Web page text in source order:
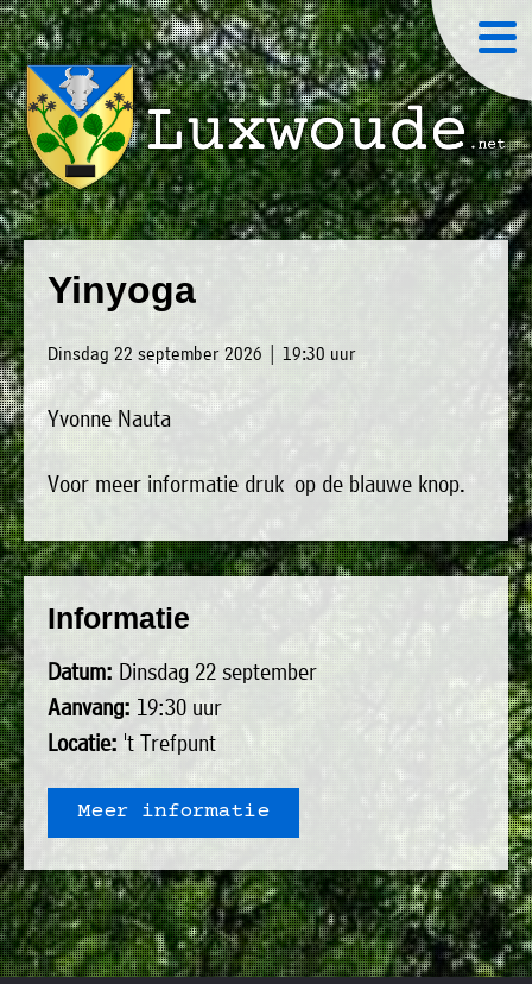
Yinyoga
Dinsdag 22 september 2026 | 19:30 uur
Yvonne Nauta
Voor meer informatie druk op de blauwe knop.
Informatie
Datum: Dinsdag 22 september
Aanvang: 19:30 uur
Locatie: 't Trefpunt
Meer informatie
»
Home
»
Nieuws
Agenda
Verenigingen
Bedrijven
Plaatselijk
belang
Informatie
»
't
Trefpunt
Luxwoude.net
website@luxwoude.net
Plaatselijk
belang
moment
bestaat
het
uit
volgende
Voorzitter
vacant
Michiel
Penningmeester
vacant
Algemeen
Anco
Algemeen
lid
Ids
de
Haan